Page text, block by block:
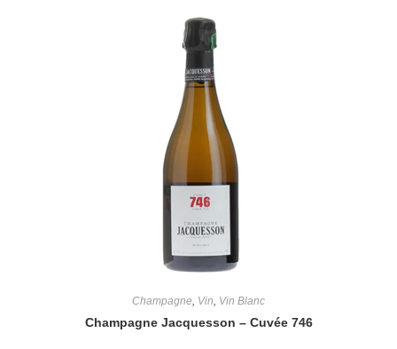
Champagne, Vin, Vin Blanc
Champagne Jacquesson – Cuvée 746